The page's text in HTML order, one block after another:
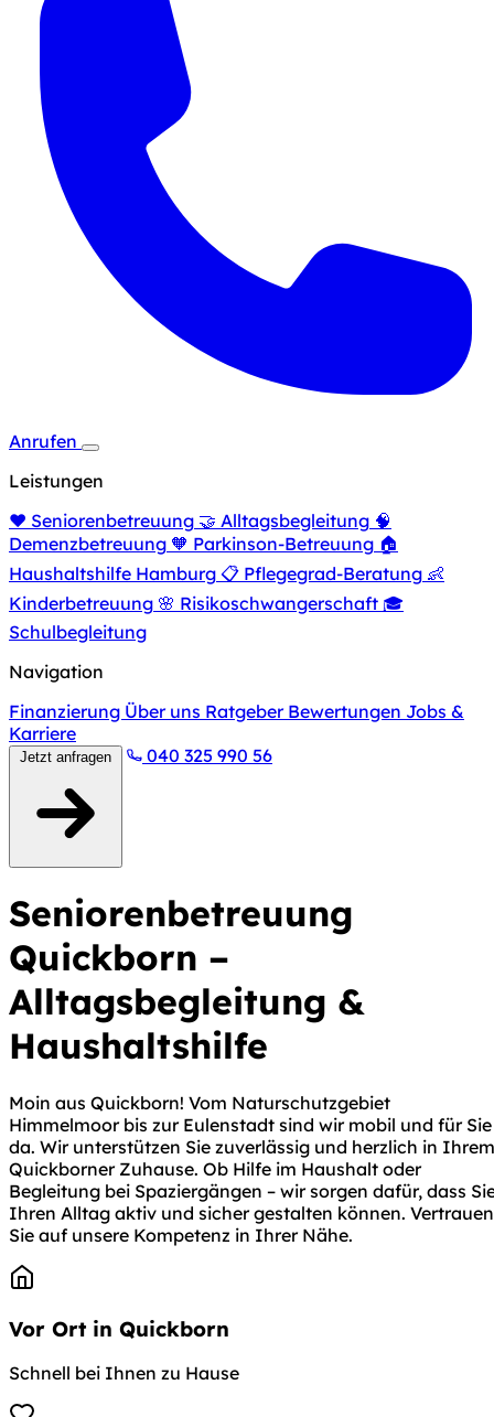
Anrufen
Leistungen
❤️ Seniorenbetreuung 🤝 Alltagsbegleitung 🧠
Demenzbetreuung 🧡 Parkinson-Betreuung 🏠
Haushaltshilfe Hamburg 📋 Pflegegrad-Beratung 👶
Kinderbetreuung 🌸 Risikoschwangerschaft 🎓
Schulbegleitung
Navigation
Finanzierung Über uns Ratgeber Bewertungen Jobs &
Karriere
040 325 990 56
Seniorenbetreuung
Quickborn –
Alltagsbegleitung &
Haushaltshilfe
Moin aus Quickborn! Vom Naturschutzgebiet
Himmelmoor bis zur Eulenstadt sind wir mobil und für Sie
da. Wir unterstützen Sie zuverlässig und herzlich in Ihrem
Quickborner Zuhause. Ob Hilfe im Haushalt oder
Begleitung bei Spaziergängen – wir sorgen dafür, dass
Ihren Alltag aktiv und sicher gestalten können. Vertrauen
Sie auf unsere Kompetenz in Ihrer Nähe.
Vor Ort in Quickborn
Schnell bei Ihnen zu Hause